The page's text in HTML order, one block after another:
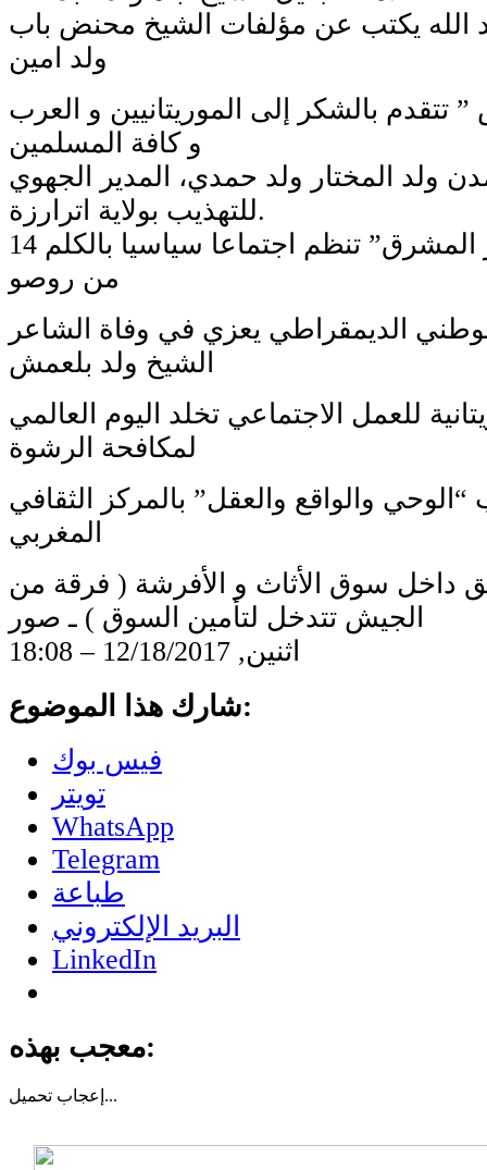
الله يكتب عن مؤلفات الشيخ محنض باب
ولد امين
تتقدم بالشكر إلى الموريتانيين و العرب
و كافة المسلمين
ولد المختار ولد حمدي، المدير الجهوي
للتهذيب بولاية اترارزة.
مبادرة “أمل عزيز المشرق” تنظم اجتماعا سياسيا بالكلم 14
من روصو
الديمقراطي يعزي في وفاة الشاعر
الشيخ ولد بلعمش
للعمل الاجتماعي تخلد اليوم العالمي
لمكافحة الرشوة
والواقع والعقل” بالمركز الثقافي
المغربي
داخل سوق الأثاث و الأفرشة ( فرقة من
الجيش تتدخل لتأمين السوق ) ـ صور
اثنين, 12/18/2017 – 18:08
شارك هذا الموضوع:
فيس بوك
تويتر
WhatsApp
Telegram
طباعة
البريد الإلكتروني
LinkedIn
معجب بهذه:
إعجاب تحميل...